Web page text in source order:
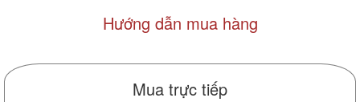
Hướng dẫn mua hàng
Mua trực tiếp